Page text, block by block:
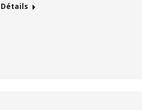
Détails